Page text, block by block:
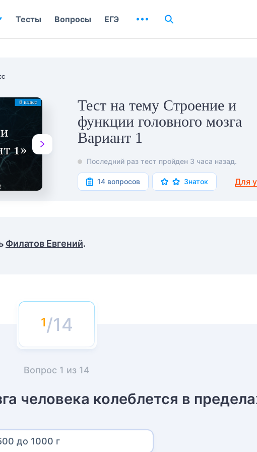
Тест на тему Строение и
функции головного мозга
Вариант 1
Последний раз тест пройден 3 часа назад.
14 вопросов Знаток Для
Филатов Евгений.
/14
Вопрос 1 из 14
человека колеблется в
до 1000 г
Тесты Вопросы ЕГЭ